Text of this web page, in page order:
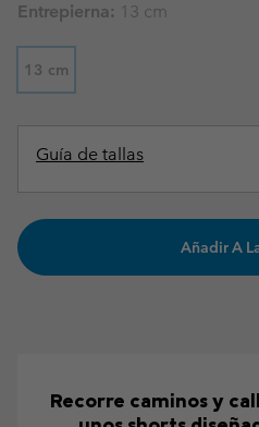
Entrepierna: 13 cm
13 cm
Guía de tallas
Añadir A
Recorre caminos y